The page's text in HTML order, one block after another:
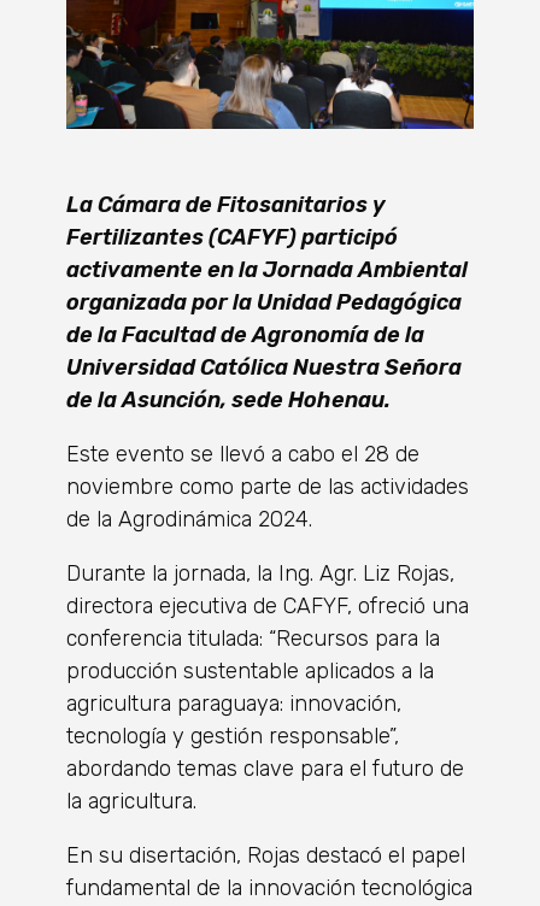
La Cámara de Fitosanitarios y
Fertilizantes (CAFYF) participó
activamente en la Jornada Ambiental
organizada por la Unidad Pedagógica
de la Facultad de Agronomía de la
Universidad Católica Nuestra Señora
de la Asunción, sede Hohenau.
Este evento se llevó a cabo el 28 de
noviembre como parte de las actividades
de la Agrodinámica 2024.
Durante la jornada, la Ing. Agr. Liz Rojas,
directora ejecutiva de CAFYF, ofreció una
conferencia titulada: “Recursos para la
producción sustentable aplicados a la
agricultura paraguaya: innovación,
tecnología y gestión responsable”,
abordando temas clave para el futuro de
la agricultura.
En su disertación, Rojas destacó el papel
fundamental de la innovación tecnológica